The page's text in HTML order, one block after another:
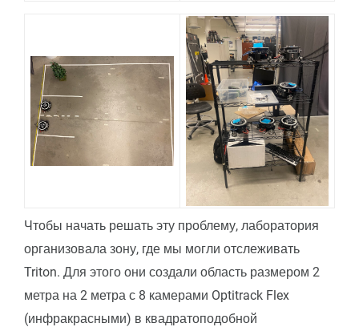
Чтобы начать решать эту проблему, лаборатория
организовала зону, где мы могли отслеживать
Triton. Для этого они создали область размером 2
метра на 2 метра с 8 камерами Optitrack Flex
(инфракрасными) в квадратоподобной